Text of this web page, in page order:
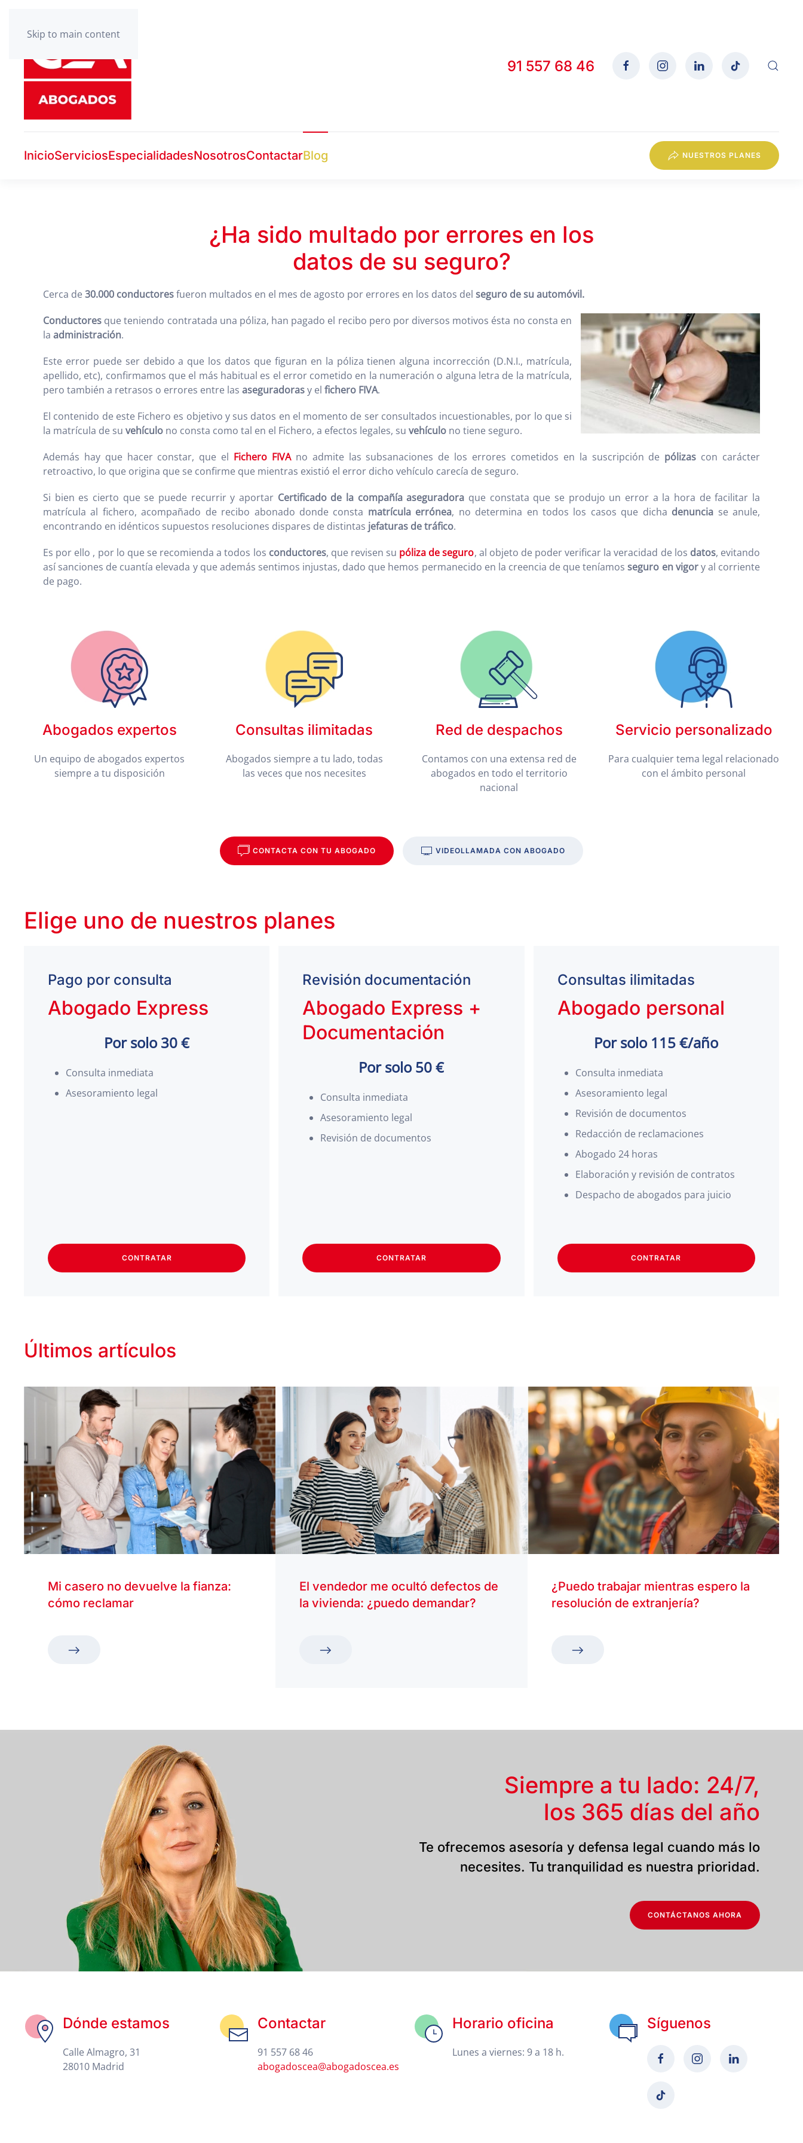
Skip to main content
91 557 68 46
InicioServiciosEspecialidadesNosotrosContactarBlog NUESTROS PLANES
¿Ha sido multado por errores en los
datos de su seguro?
Cerca de 30.000 conductoresfueron multados en el mes de agosto por errores en los datos del seguro de su automóvil.
Conductores que teniendo contratada una póliza, han pagado el recibo pero por diversos motivos ésta no consta en
la administración.
Este error puede ser debido a que los datos que figuran en la póliza tienen alguna incorrección (D.N.I., matrícula,
apellido, etc), confirmamos que el más habitual es el error cometido en la numeración o alguna letra de la matrícula,
pero también a retrasos o errores entre las aseguradorasy el fichero FIVA.
El contenido de este Fichero es objetivo y sus datos en el momento de ser consultados incuestionables, por lo que si
la matrícula de su vehículo no consta como tal en el Fichero, a efectos legales, su vehículo no tiene seguro.
Además hay que hacer constar, que el Fichero FIVAno admite las subsanaciones de los errores cometidos en la suscripción de pólizas con carácter
retroactivo, lo que origina que se confirme que mientras existió el error dicho vehículo carecía de seguro.
Si bien es cierto que se puede recurrir y aportar Certificado de la compañía aseguradora que constata que se produjo un error a la hora de facilitar la
matrícula al fichero, acompañado de recibo abonado donde consta matrícula errónea, no determina en todos los casos que dicha denuncia se anule,
encontrando en idénticos supuestos resoluciones dispares de distintas jefaturas de tráfico.
Es por ello , por lo que se recomienda a todos los conductores, que revisen su póliza de seguro, al objeto de poder verificar la veracidad de los datos, evitando
así sanciones de cuantía elevada y que además sentimos injustas, dado que hemos permanecido en la creencia de que teníamosseguro en vigory al corriente
de pago.
Abogados expertos
Un equipo de abogados expertos
siempre a tu disposición
Consultas ilimitadas
Abogados siempre a tu lado, todas
las veces que nos necesites
Red de despachos
Contamos con una extensa red de
abogados en todo el territorio
nacional
Servicio personalizado
Para cualquier tema legal relacionado
con el ámbito personal
CONTACTA CON TU ABOGADO VIDEOLLAMADA CON ABOGADO
Elige uno de nuestros planes
Pago por consulta
Abogado Express
Por solo 30 €
Consulta inmediata
Asesoramiento legal
CONTRATAR
Revisión documentación
Abogado Express +
Documentación
Por solo 50 €
Consulta inmediata
Asesoramiento legal
Revisión de documentos
CONTRATAR
Consultas ilimitadas
Abogado personal
Por solo 115 €/año
Consulta inmediata
Asesoramiento legal
Revisión de documentos
Redacción de reclamaciones
Abogado 24 horas
Elaboración y revisión de contratos
Despacho de abogados para juicio
CONTRATAR
Últimos artículos
Mi casero no devuelve la fianza:
cómo reclamar
El vendedor me ocultó defectos de
la vivienda: ¿puedo demandar?
¿Puedo trabajar mientras espero la
resolución de extranjería?
Siempre a tu lado: 24/7,
los 365 días del año
Te ofrecemos asesoría y defensa legal cuando más lo
necesites. Tu tranquilidad es nuestra prioridad.
CONTÁCTANOS AHORA
Dónde estamos
Calle Almagro, 31
28010 Madrid
Contactar
91 557 68 46
abogadoscea@abogadoscea.es
Horario oficina
Lunes a viernes: 9 a 18 h.
Síguenos